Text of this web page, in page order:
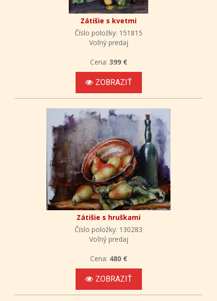
Zátišie s kvetmi
Číslo položky: 151815
Voľný predaj
Cena: 399 €
ZOBRAZIŤ
Zátišie s hruškami
Číslo položky: 130283
Voľný predaj
Cena: 480 €
ZOBRAZIŤ